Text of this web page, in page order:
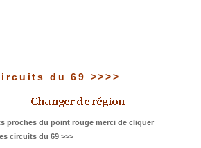
du 69 >>>>
proches du point rouge merci de cliquer
circuits du 69 >>>